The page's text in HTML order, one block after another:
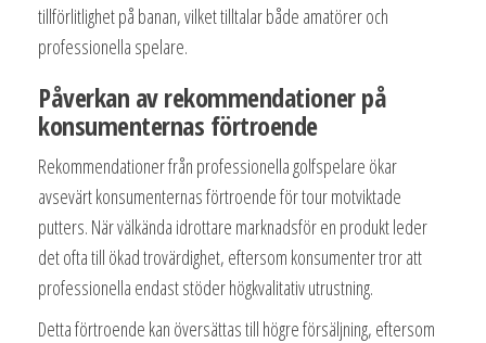
tillförlitlighet på banan, vilket tilltalar både amatörer och
professionella spelare.
Påverkan av rekommendationer på
konsumenternas förtroende
Rekommendationer från professionella golfspelare ökar
avsevärt konsumenternas förtroende för tour motviktade
putters. När välkända idrottare marknadsför en produkt leder
det ofta till ökad trovärdighet, eftersom konsumenter tror att
professionella endast stöder högkvalitativ utrustning.
Detta förtroende kan översättas till högre försäljning, eftersom